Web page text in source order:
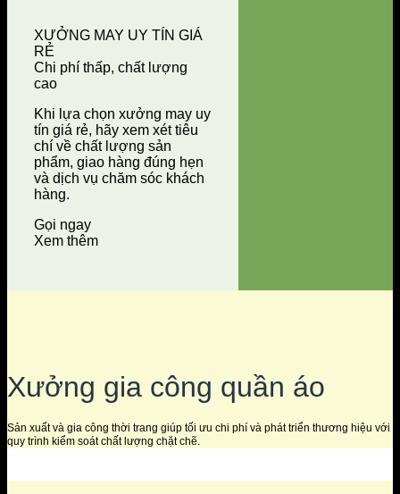
XƯỞNG MAY UY TÍN GIÁ
RẺ
Chi phí thấp, chất lượng
cao
Khi lựa chọn xưởng may uy
tín giá rẻ, hãy xem xét tiêu
chí về chất lượng sản
phẩm, giao hàng đúng hẹn
và dịch vụ chăm sóc khách
hàng.
Gọi ngay
Xem thêm
Xưởng gia công quần áo
Sản xuất và gia công thời trang giúp tối ưu chi phí và phát triển thương hiệu với
quy trình kiểm soát chất lượng chặt chẽ.